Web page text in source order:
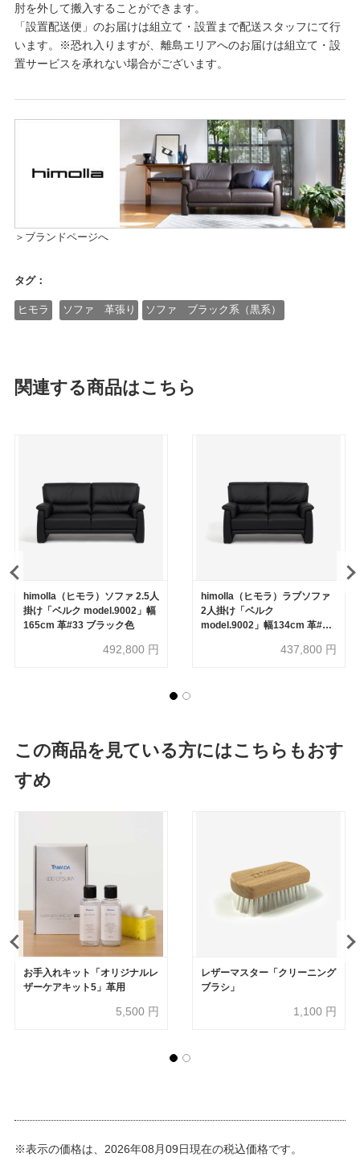
肘を外して搬入することができます。
「設置配送便」のお届けは組立て・設置まで配送スタッフにて行
います。※恐れ入りますが、離島エリアへのお届けは組立て・設
置サービスを承れない場合がございます。
＞ブランドページへ
タグ：
ヒモラ ソファ 革張り ソファ ブラック系（黒系）
関連する商品はこちら
himolla（ヒモラ）ソファ 2.5人
掛け「ベルク model.9002」幅
165cm 革#33 ブラック色
492,800 円
himolla（ヒモラ）ラブソファ
2人掛け「ベルク
model.9002」幅134cm 革#33
437,800 円
この商品を見ている方にはこちらもおす
すめ
お手入れキット「オリジナルレ
ザーケアキット5」革用
5,500 円
レザーマスター「クリーニング
ブラシ」
1,100 円
※表示の価格は、2026年08月09日現在の税込価格です。